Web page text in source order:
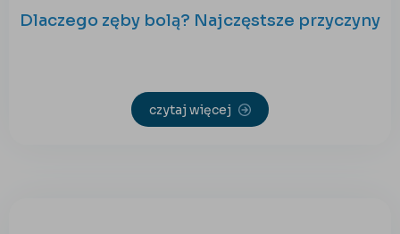
Dlaczego zęby bolą? Najczęstsze przyczyny
czytaj więcej